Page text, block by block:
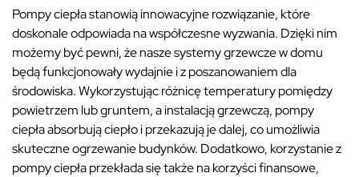
Pompy ciepła stanowią innowacyjne rozwiązanie, które
doskonale odpowiada na współczesne wyzwania. Dzięki nim
możemy być pewni, że nasze systemy grzewcze w domu
będą funkcjonowały wydajnie i z poszanowaniem dla
środowiska. Wykorzystując różnicę temperatury pomiędzy
powietrzem lub gruntem, a instalacją grzewczą, pompy
ciepła absorbują ciepło i przekazują je dalej, co umożliwia
skuteczne ogrzewanie budynków. Dodatkowo, korzystanie z
pompy ciepła przekłada się także na korzyści finansowe,